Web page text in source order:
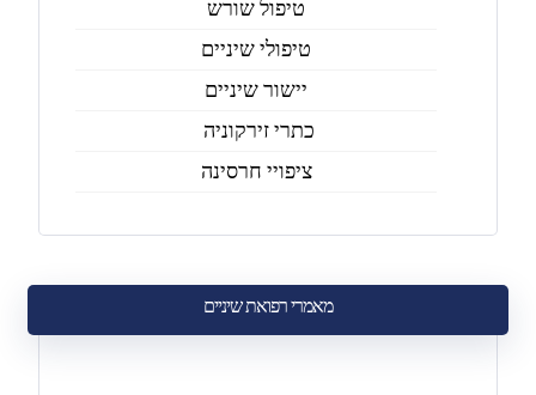
טיפול שורש
טיפולי שיניים
יישור שיניים
כתרי זירקוניה
ציפויי חרסינה
מאמרי רפואת שיניים